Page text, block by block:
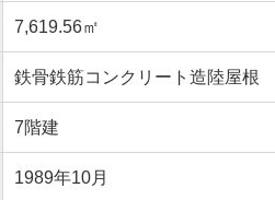
7,619.56㎡
鉄骨鉄筋コンクリート造陸屋根
7階建
1989年10月